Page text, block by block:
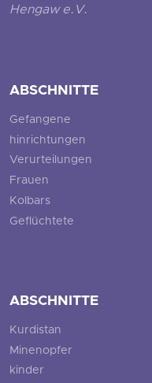
Hengaw e.V.
ABSCHNITTE
Gefangene
hinrichtungen
Verurteilungen
Frauen
Kolbars
Geflüchtete
ABSCHNITTE
Kurdistan
Minenopfer
kinder